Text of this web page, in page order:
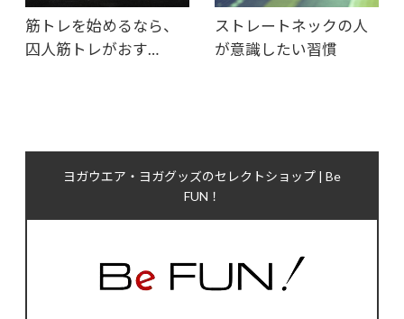
筋トレを始めるなら、
囚人筋トレがおす…
ストレートネックの人
が意識したい習慣
ヨガウエア・ヨガグッズのセレクトショップ | Be
FUN！